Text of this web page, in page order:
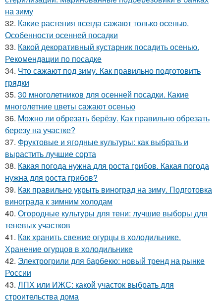
на зиму
32. Какие растения всегда сажают только осенью.
Особенности осенней посадки
33. Какой декоративный кустарник посадить осенью.
Рекомендации по посадке
34. Что сажают под зиму. Как правильно подготовить
грядки
35. 30 многолетников для осенней посадки. Какие
многолетние цветы сажают осенью
36. Можно ли обрезать берёзу. Как правильно обрезать
березу на участке?
37. Фруктовые и ягодные культуры: как выбрать и
вырастить лучшие сорта
38. Какая погода нужна для роста грибов. Какая погода
нужна для роста грибов?
39. Как правильно укрыть виноград на зиму. Подготовка
винограда к зимним холодам
40. Огородные культуры для тени: лучшие выборы для
теневых участков
41. Как хранить свежие огурцы в холодильнике.
Хранение огурцов в холодильнике
42. Электрогрили для барбекю: новый тренд на рынке
России
43. ЛПХ или ИЖС: какой участок выбрать для
строительства дома